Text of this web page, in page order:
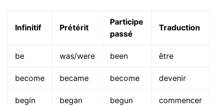
Infinitif Prétérit
Participe
passé
Traduction
be was/were been être
become became become devenir
begin began begun commencer